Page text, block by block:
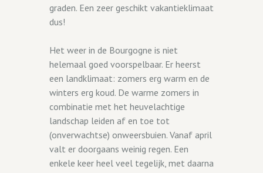
graden. Een zeer geschikt vakantieklimaat
dus!
Het weer in de Bourgogne is niet
helemaal goed voorspelbaar. Er heerst
een landklimaat: zomers erg warm en de
winters erg koud. De warme zomers in
combinatie met het heuvelachtige
landschap leiden af en toe tot
(onverwachtse) onweersbuien. Vanaf april
valt er doorgaans weinig regen. Een
enkele keer heel veel tegelijk, met daarna